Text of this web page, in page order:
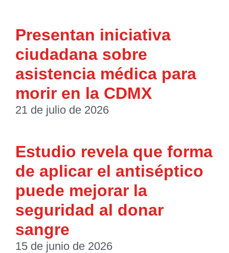
Presentan iniciativa
ciudadana sobre
asistencia médica para
morir en la CDMX
21 de julio de 2026
Estudio revela que forma
de aplicar el antiséptico
puede mejorar la
seguridad al donar
sangre
15 de junio de 2026